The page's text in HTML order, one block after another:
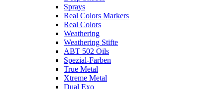
Sprays
Real Colors Markers
Real Colors
Weathering
Weathering Stifte
ABT 502 Oils
Spezial-Farben
True Metal
Xtreme Metal
Dual Exo